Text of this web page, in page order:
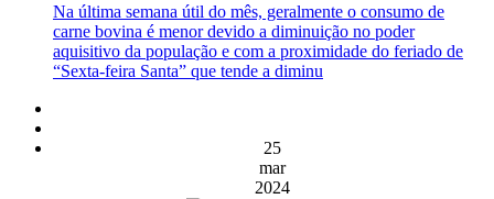
Na última semana útil do mês, geralmente o consumo de
carne bovina é menor devido a diminuição no poder
aquisitivo da população e com a proximidade do feriado de
“Sexta-feira Santa” que tende a diminu
25
mar
2024